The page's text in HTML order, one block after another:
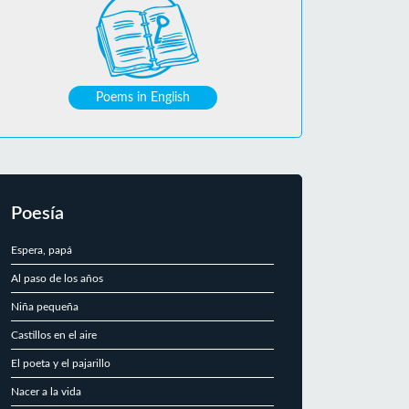
Poems in English
Poesía
Espera, papá
Al paso de los años
Niña pequeña
Castillos en el aire
El poeta y el pajarillo
Nacer a la vida